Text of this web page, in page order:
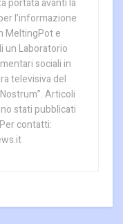
portata avanti la
l’informazione
MeltingPot e
un Laboratorio
sociali in
televisiva del
Articoli
stati pubblicati
contatti: